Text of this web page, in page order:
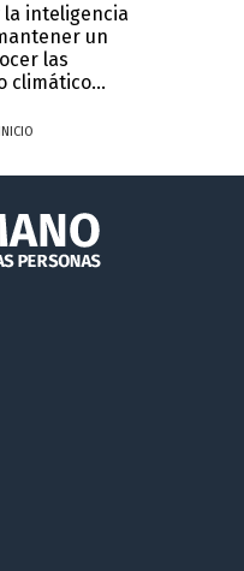
la inteligencia
un
las
climático...